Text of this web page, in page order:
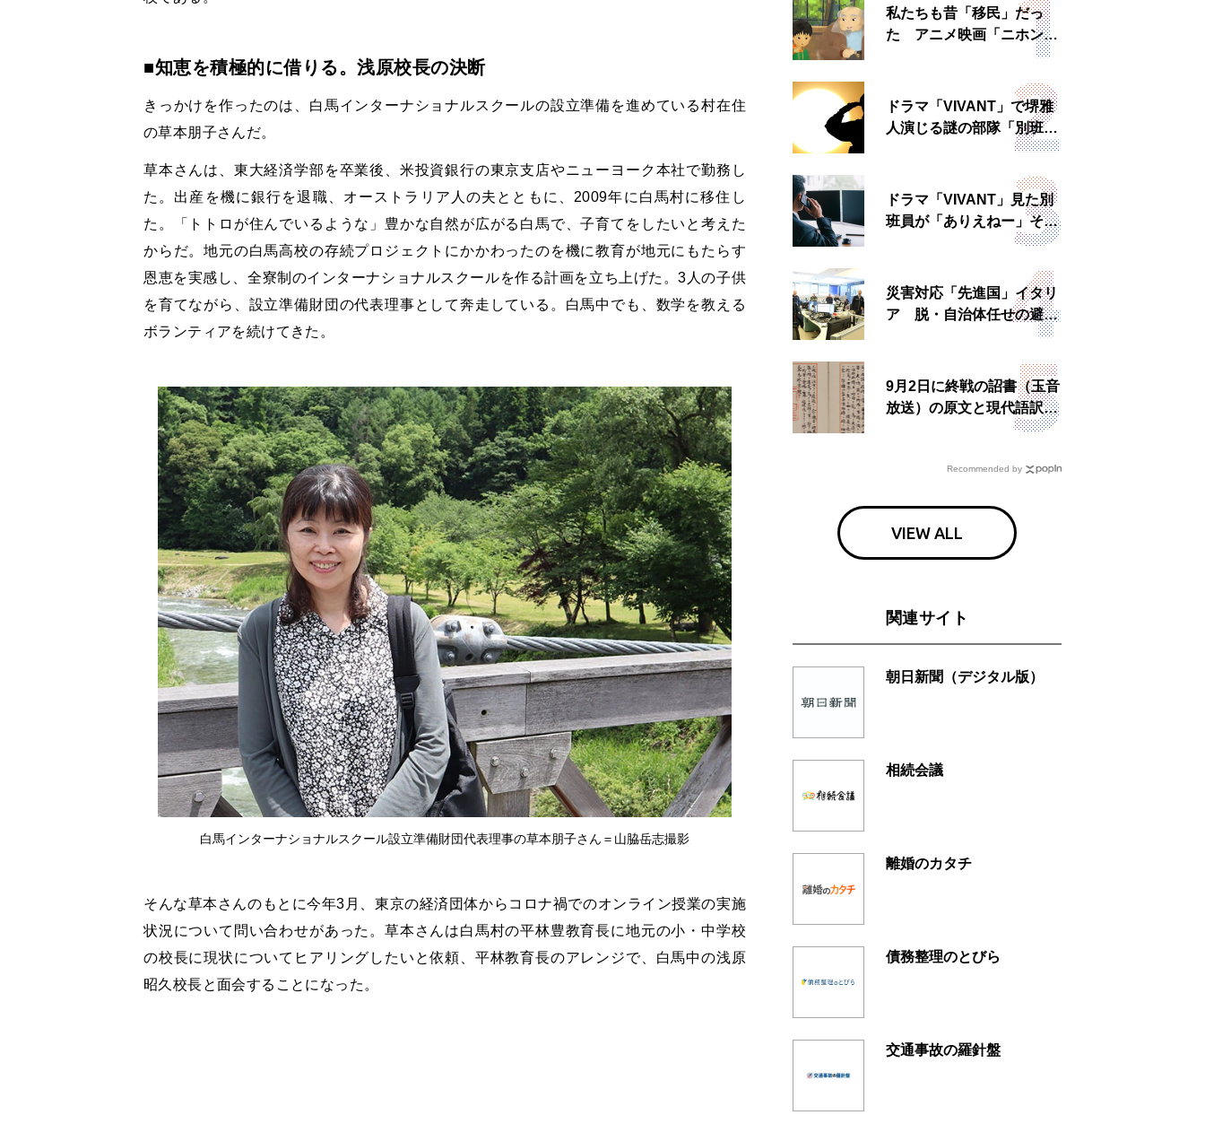
■知恵を積極的に借りる。浅原校長の決断
きっかけを作ったのは、白馬インターナショナルスクールの設立準備を進めている村在住
の草本朋子さんだ。
草本さんは、東大経済学部を卒業後、米投資銀行の東京支店やニューヨーク本社で勤務し
た。出産を機に銀行を退職、オーストラリア人の夫とともに、2009年に白馬村に移住し
た。「トトロが住んでいるような」豊かな自然が広がる白馬で、子育てをしたいと考えた
からだ。地元の白馬高校の存続プロジェクトにかかわったのを機に教育が地元にもたらす
恩恵を実感し、全寮制のインターナショナルスクールを作る計画を立ち上げた。3人の子供
を育てながら、設立準備財団の代表理事として奔走している。白馬中でも、数学を教える
ボランティアを続けてきた。
白馬インターナショナルスクール設立準備財団代表理事の草本朋子さん＝山脇岳志撮影
そんな草本さんのもとに今年3月、東京の経済団体からコロナ禍でのオンライン授業の実施
状況について問い合わせがあった。草本さんは白馬村の平林豊教育長に地元の小・中学校
の校長に現状についてヒアリングしたいと依頼、平林教育長のアレンジで、白馬中の浅原
昭久校長と面会することになった。
私たちも昔「移民」だっ
た アニメ映画「ニホンジ
ドラマ「VIVANT」で堺雅
人演じる謎の部隊「別班」
は実在する？内情知る人物
ドラマ「VIVANT」見た別
班員が「ありえねー」その
理由とは 非公然組織ゆえ
災害対応「先進国」イタリ
ア 脱・自治体任せの避難
所運営、被災者への温かい
9月2日に終戦の詔書（玉音
放送）の原文と現代語訳を
読む もう一つの「終戦の
Recommended by
VIEW ALL
関連サイト
朝日新聞（デジタル版）
相続会議
離婚のカタチ
債務整理のとびら
交通事故の羅針盤